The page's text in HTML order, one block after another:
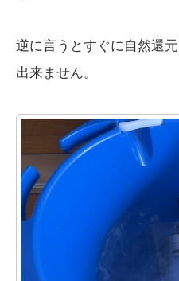
逆に言うとすぐに自然還
出来ません。